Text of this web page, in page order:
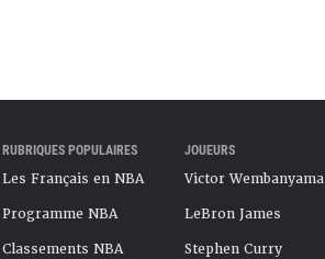
RUBRIQUES POPULAIRES
Les Français en NBA
Programme NBA
Classements NBA
JOUEURS
Victor Wembanyama
LeBron James
Stephen Curry